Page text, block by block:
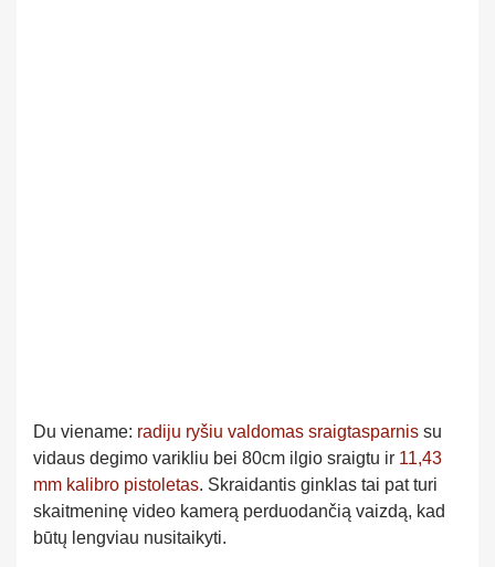
Du viename: radiju ryšiu valdomas sraigtasparnis su
vidaus degimo varikliu bei 80cm ilgio sraigtu ir 11,43
mm kalibro pistoletas. Skraidantis ginklas tai pat turi
skaitmeninę video kamerą perduodančią vaizdą, kad
būtų lengviau nusitaikyti.